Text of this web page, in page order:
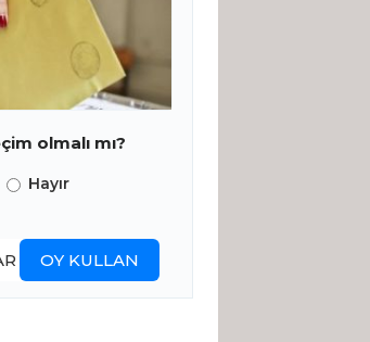
olmalı mı?
Hayır
OY KULLAN